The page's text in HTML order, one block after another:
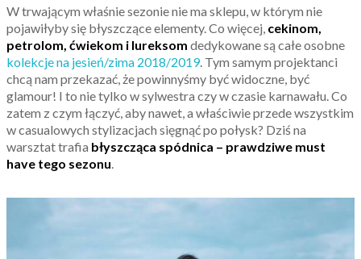
W trwającym właśnie sezonie nie ma sklepu, w którym nie
pojawiłyby się błyszczące elementy. Co więcej, cekinom,
petrolom, ćwiekom i lureksom dedykowane są całe osobne
kolekcje na jesień/zima 2018/2019. Tym samym projektanci
chcą nam przekazać, że powinnyśmy być widoczne, być
glamour! I to nie tylko w sylwestra czy w czasie karnawału. Co
zatem z czym łączyć, aby nawet, a właściwie przede wszystkim
w casualowych stylizacjach sięgnąć po połysk? Dziś na
warsztat trafia błyszcząca spódnica – prawdziwe must
have tego sezonu.